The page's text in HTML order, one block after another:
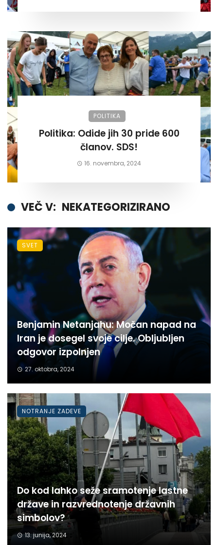
POLITIKA
Politika: Odide jih 30 pride 600
članov. SDS!
16. novembra, 2024
VEČ V: NEKATEGORIZIRANO
Benjamin Netanjahu: Močan napad na
Iran je dosegel svoje cilje. Obljubljen
odgovor izpolnjen
27. oktobra, 2024
SVET
Do kod lahko seže sramotenje lastne
države in razvrednotenje državnih
simbolov?
13. junija, 2024
NOTRANJE ZADEVE